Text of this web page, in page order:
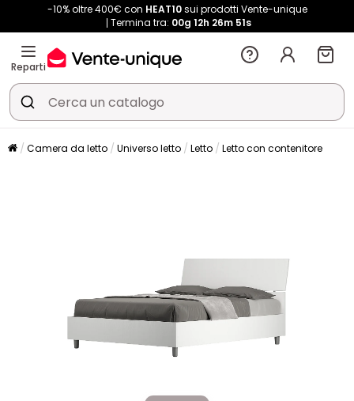
-10% oltre 400€ con HEAT10sui prodotti Vente-unique
Termina tra: 00g 12h 26m 50s
Reparti
Camera da letto Universo letto Letto Letto con contenitore